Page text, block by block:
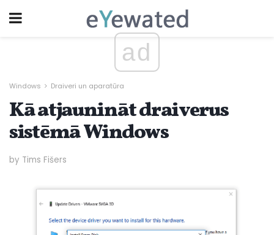
ad
Windows Draiveri un aparatūra
Kā atjaunināt draiverus
sistēmā Windows
by Tims Fišers